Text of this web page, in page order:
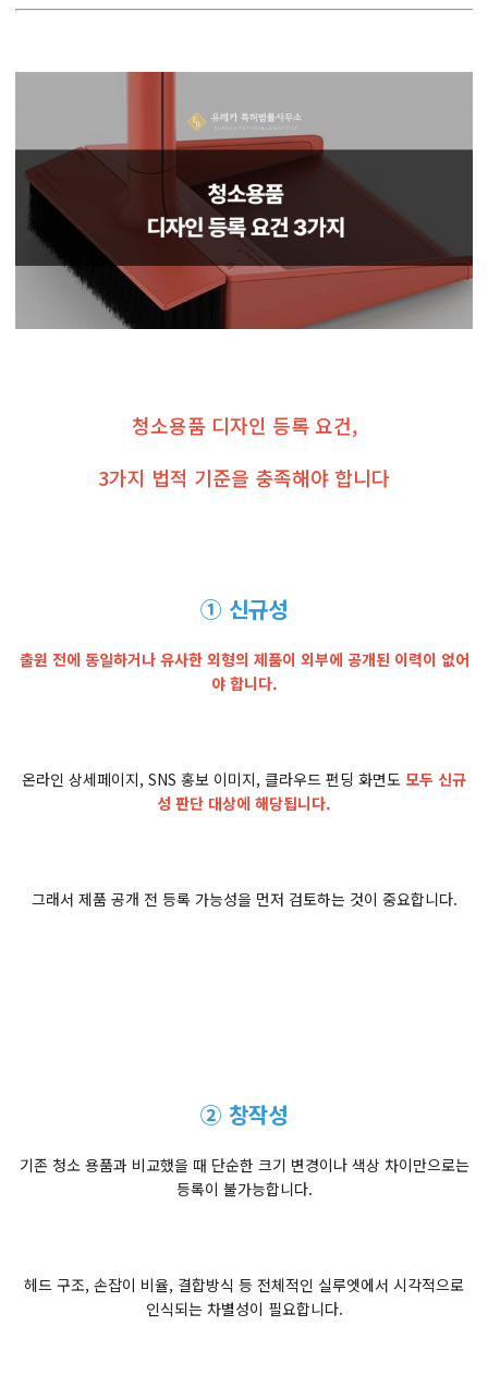
청소용품 디자인 등록 요건,
3가지 법적 기준을 충족해야 합니다
① 신규성
출원 전에 동일하거나 유사한 외형의 제품이 외부에 공개된 이력이 없어
야 합니다.
온라인 상세페이지, SNS 홍보 이미지, 클라우드 펀딩 화면도 모두 신규
성 판단 대상에 해당됩니다.
그래서 제품 공개 전 등록 가능성을 먼저 검토하는 것이 중요합니다.
② 창작성
기존 청소 용품과 비교했을 때 단순한 크기 변경이나 색상 차이만으로는
등록이 불가능합니다.
헤드 구조, 손잡이 비율, 결합방식 등 전체적인 실루엣에서 시각적으로
인식되는 차별성이 필요합니다.